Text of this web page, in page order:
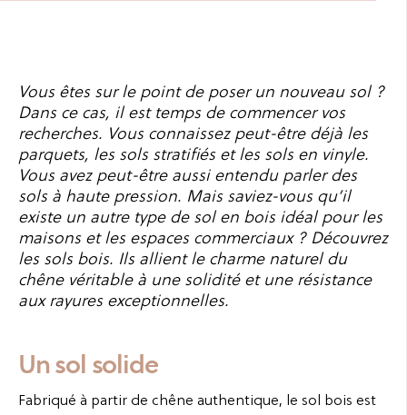
Vous êtes sur le point de poser un nouveau sol ?
Dans ce cas, il est temps de commencer vos
recherches. Vous connaissez peut-être déjà les
parquets, les sols stratifiés et les sols en vinyle.
Vous avez peut-être aussi entendu parler des
sols à haute pression. Mais saviez-vous qu’il
existe un autre type de sol en bois idéal pour les
maisons etles espaces commerciaux ? Découvrez
les sols bois. Ils allient le charme naturel du
chêne véritable à une solidité et une résistance
aux rayures exceptionnelles.
Un sol solide
Fabriqué à partir de chêne authentique, le sol bois est